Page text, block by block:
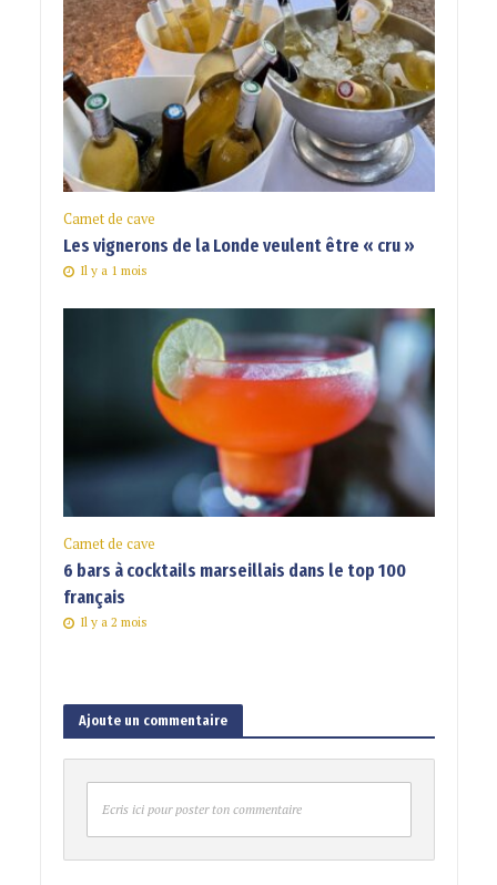
Carnet de cave
Les vignerons de la Londe veulent être « cru »
Il y a 1 mois
Carnet de cave
6 bars à cocktails marseillais dans le top 100
français
Il y a 2 mois
Ajoute un commentaire
Ecris ici pour poster ton commentaire